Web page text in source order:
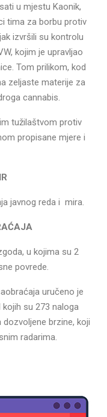
u mjestu Kaonik,
tima za borbu protiv
izvršili su kontrolu
kojim je upravljao
Tom prilikom, kod
zeljaste materije za
cannabis.
tužilaštvom protiv
propisane mjere i
javnog reda i mira.
u kojima su 2
povrede.
uručeno je
su 273 naloga
brzine, koji
radarima.